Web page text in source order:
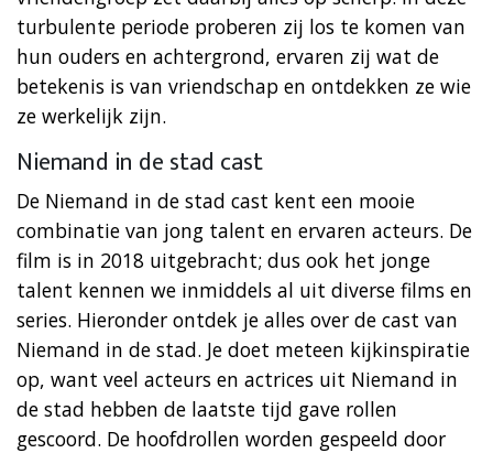
turbulente periode proberen zij los te komen van
hun ouders en achtergrond, ervaren zij wat de
betekenis is van vriendschap en ontdekken ze wie
ze werkelijk zijn.
Niemand in de stad cast
De Niemand in de stad cast kent een mooie
combinatie van jong talent en ervaren acteurs. De
film is in 2018 uitgebracht; dus ook het jonge
talent kennen we inmiddels al uit diverse films en
series. Hieronder ontdek je alles over de cast van
Niemand in de stad. Je doet meteen kijkinspiratie
op, want veel acteurs en actrices uit Niemand in
de stad hebben de laatste tijd gave rollen
gescoord. De hoofdrollen worden gespeeld door